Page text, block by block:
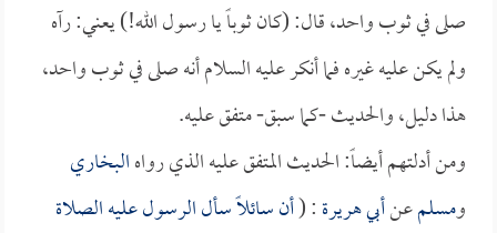
صلى في ثوب واحد، قال: (كان ثوباً يا رسول الله!) يعني: رآه
ولم يكن عليه غيره فما أنكر عليه السلام أنه صلى في ثوب واحد،
هذا دليل، والحديث -كما سبق- متفق عليه.
ومن أدلتهم أيضاً: الحديث المتفق عليه الذي رواهالبخاري
ومسلمعنأبي هريرة: (أن سائلاً سأل الرسول عليه الصلاة